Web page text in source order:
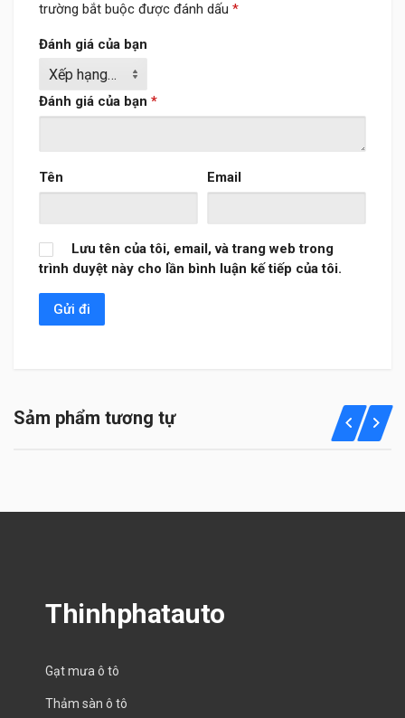
trường bắt buộc được đánh dấu *
Đánh giá của bạn
Đánh giá của bạn *
Tên Email
Lưu tên của tôi, email, và trang web trong
trình duyệt này cho lần bình luận kế tiếp của tôi.
Sảm phẩm tương tự
Thinhphatauto
Gạt mưa ô tô
Thảm sàn ô tô